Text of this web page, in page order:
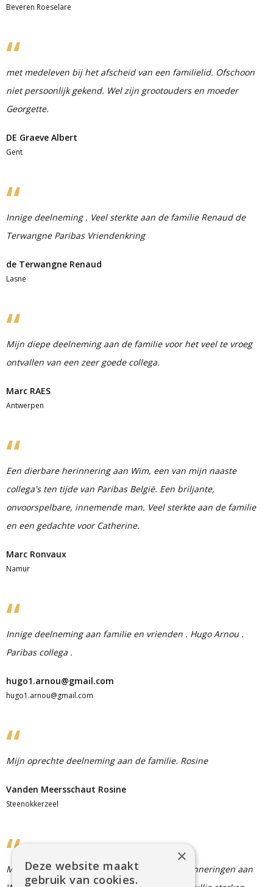
Beveren Roeselare
met medeleven bij het afscheid van een familielid. Ofschoon
niet persoonlijk gekend. Wel zijn grootouders en moeder
Georgette.
DE Graeve Albert
Gent
Innige deelneming . Veel sterkte aan de familie Renaud de
Terwangne Paribas Vriendenkring
de Terwangne Renaud
Lasne
Mijn diepe deelneming aan de familie voor het veel te vroeg
ontvallen van een zeer goede collega.
Marc RAES
Antwerpen
Een dierbare herinnering aan Wim, een van mijn naaste
collega's ten tijde van Paribas België. Een briljante,
onvoorspelbare, innemende man. Veel sterkte aan de familie
en een gedachte voor Catherine.
Marc Ronvaux
Namur
Innige deelneming aan familie en vrienden . Hugo Arnou .
Paribas collega .
hugo1.arnou@gmail.com
hugo1.arnou@gmail.com
Mijn oprechte deelneming aan de familie. Rosine
Vanden Meersschaut Rosine
Steenokkerzeel
Mijn oprecht medeleven. Moge de mooie herinneringen aan
×
Deze website maakt
gebruik van cookies.